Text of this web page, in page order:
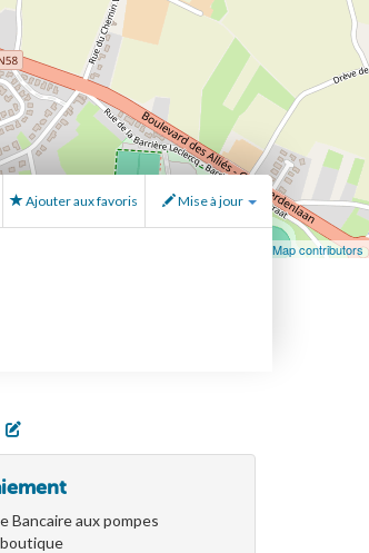
OpenStreetMap contributors
Ajouter aux favoris Mise à jour
Bancaire aux pompes